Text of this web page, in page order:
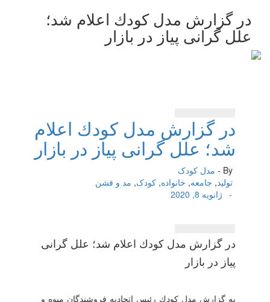
در گزارش مدل كودك اعلام شد؛
علل گرانی پیاز در بازار
در گزارش مدل كودك اعلام
شد؛ علل گرانی پیاز در بازار
By -
مدل کودک
تولید, جامعه, خانواده, کودک, مد و فشن
ژانویه 8, 2020 -
در گزارش مدل كودك اعلام شد؛ علل گرانی
پیاز در بازار
به گزارش مدل كودك رئیس اتحادیه فروشندگان میوه و